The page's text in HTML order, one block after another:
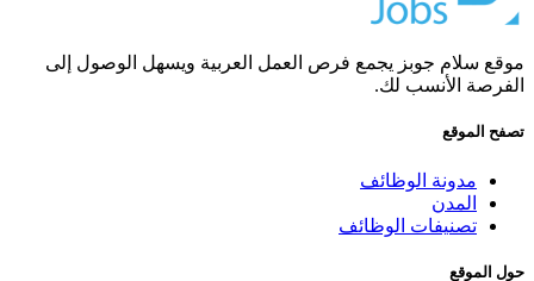
موقع سلام جوبز يجمع فرص العمل العربية ويسهل الوصول إلى
الفرصة الأنسب لك.
تصفح الموقع
مدونة الوظائف
المدن
تصنيفات الوظائف
حول الموقع